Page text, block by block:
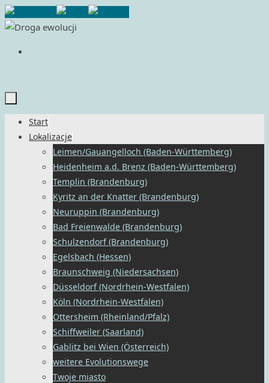
Przejdź
do
PrzejdźStart
Lokalizacje
Leimen/Gauangelloch (Baden-Württemberg)
Heidenheim a.d. Brenz (Baden-Württemberg)
Templin (Brandenburg)
Kyritz an der Knatter (Brandenburg)
Neuruppin (Brandenburg)
Bad Freienwalde (Brandenburg)
Schulzendorf (Brandenburg)
Egelsbach (Hessen)
Braunschweig (Niedersachsen)
Düsseldorf (Nordrhein-Westfalen)
Köln (Nordrhein-Westfalen)
Ottersheim (Rheinland/Pfalz)
Schiffweiler (Saarland)
Gablitz bei Wien (Österreich)
weitere Evolutionswege
Twoje miasto